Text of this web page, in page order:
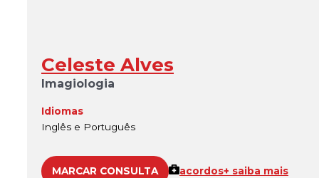
Celeste Alves
Imagiologia
Idiomas
Inglês e Português
MARCAR CONSULTA acordos+ saiba mais